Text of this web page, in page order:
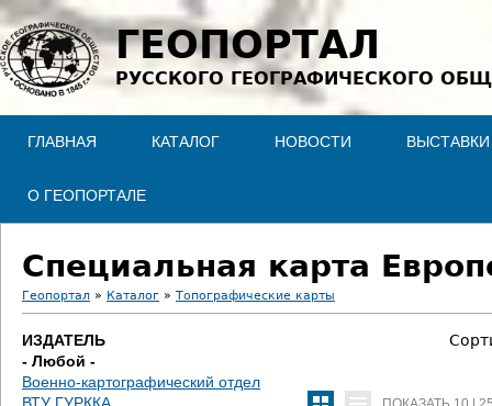
Jump to navigation
ГЕОПОРТАЛ
РУССКОГО ГЕОГРАФИЧЕСКОГО
ГЛАВНАЯ КАТАЛОГ НОВОСТИ ВЫСТАВКИ
О ГЕОПОРТАЛЕ
Специальная карта
В
ы
Геопортал » Каталог » Топографические карты
ИЗДАТЕЛЬ
- Любой -
Военно-картографический отдел